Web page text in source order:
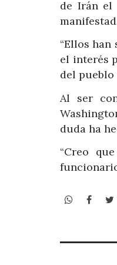
de Irán el
“Ellos
el interés
del pueblo
Al ser
duda ha
“Creo
WhatsApp